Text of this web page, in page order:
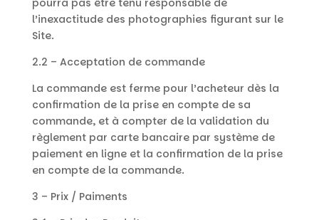
pourra pas être tenu responsable de
l’inexactitude des photographies figurant sur le
Site.
2.2 – Acceptation de commande
La commande est ferme pour l’acheteur dès la
confirmation de la prise en compte de sa
commande, et à compter de la validation du
règlement par carte bancaire par système de
paiement en ligne et la confirmation de la prise
en compte de la commande.
3 – Prix / Paiments